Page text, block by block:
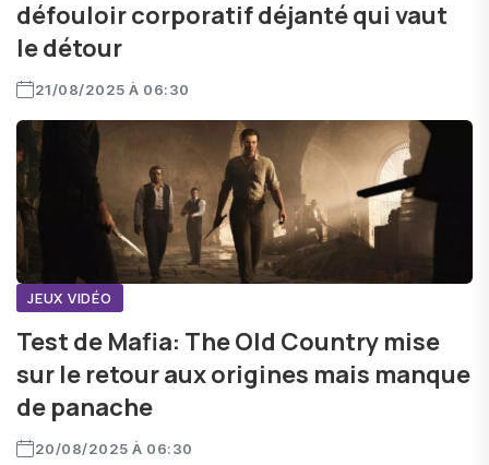
défouloir corporatif déjanté qui vaut
le détour
21/08/2025 À 06:30
JEUX VIDÉO
Test de Mafia: The Old Country mise
sur le retour aux origines mais manque
de panache
20/08/2025 À 06:30